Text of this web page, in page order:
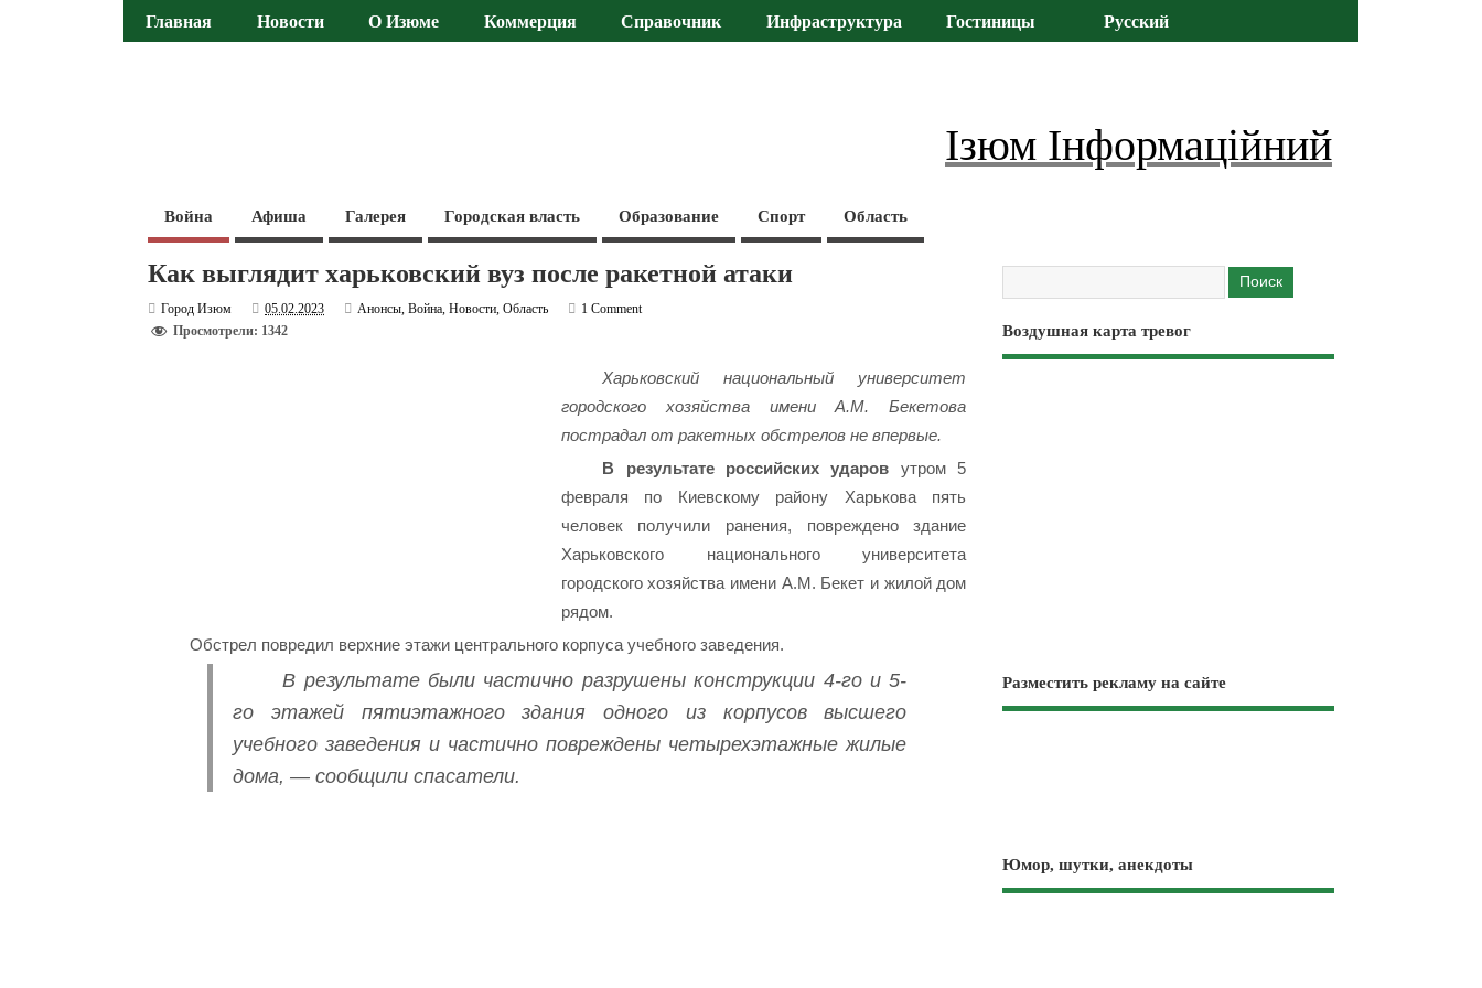
Главная Новости О Изюме Коммерция Справочник Инфраструктура Гостиницы Русский
Ізюм Інформаційний
Война Афиша Галерея Городская власть Образование Спорт Область
Как выглядит харьковский вуз после ракетной атаки
Город Изюм 05.02.2023 Анонсы,Война,Новости,Область
1 Comment
Просмотрели: 1342
Харьковский национальный университет
городского хозяйства имени А.М. Бекетова
пострадал от ракетных обстрелов не впервые.
В результате российских ударов утром 5
февраля по Киевскому району Харькова пять
человек получили ранения, повреждено здание
Харьковского национального университета
городского хозяйства имени А.М. Бекет и жилой дом
рядом.
Обстрел повредил верхние этажи центрального корпуса учебного заведения.
В результате были частично разрушены конструкции 4-го и 5-
го этажей пятиэтажного здания одного из корпусов высшего
учебного заведения и частично повреждены четырехэтажные жилые
дома, — сообщили спасатели.
Воздушная карта тревог
Разместить рекламу на сайте
Юмор, шутки, анекдоты